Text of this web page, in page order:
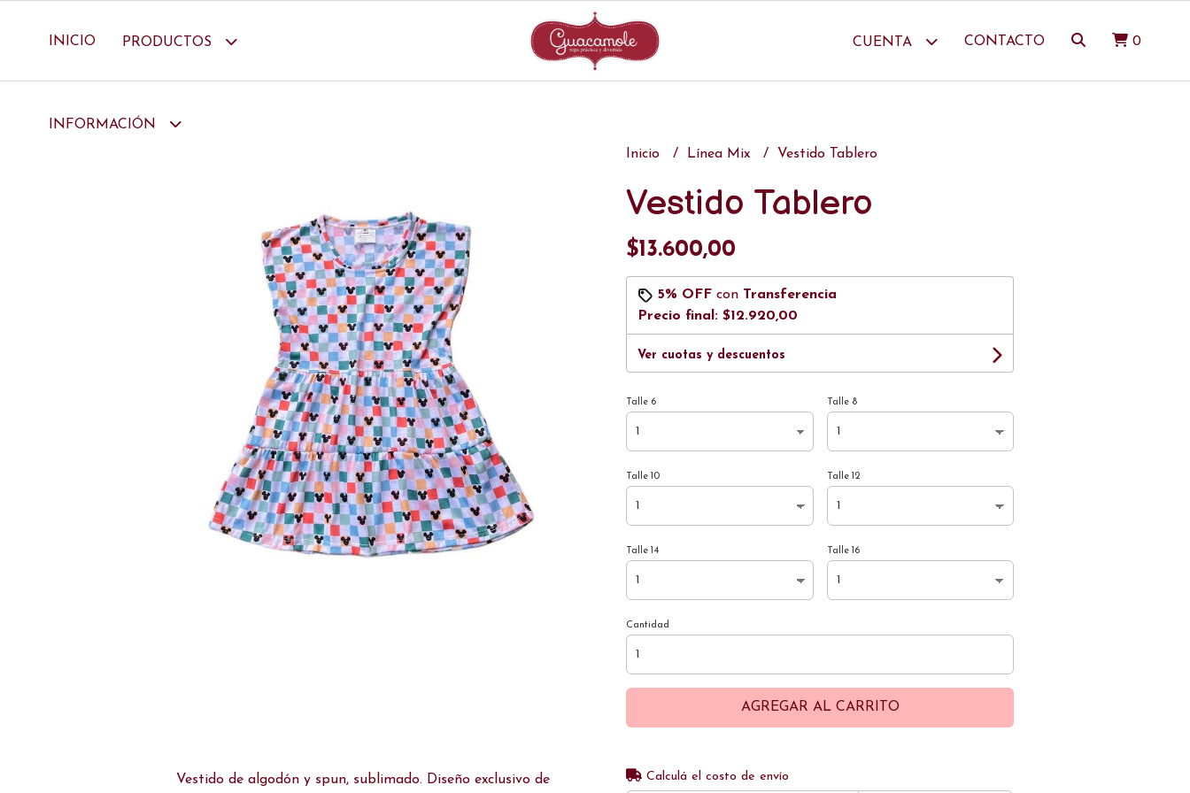
INICIO PRODUCTOS
INFORMACIÓN
CUENTA CONTACTO 0
Vestido de algodón y spun, sublimado. Diseño exclusivo de
Inicio Línea Mix Vestido Tablero
Vestido Tablero
$13.600,00
5% OFF con Transferencia
Precio final: $12.920,00
Ver cuotas y descuentos
Talle 6 Talle 8
Talle 10 Talle 12
Talle 14 Talle 16
Cantidad
AGREGAR AL CARRITO
Calculá el costo de envío